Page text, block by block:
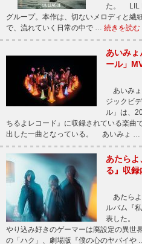
た。 LIL
グループ。本作は、切ないメロディと繊
で、流れていく日常の中で … 続きを読む
あいみ
ール」
あいみょ
ジックビ
ル」は、
ちるよレコード』に収録されている楽曲
出した一曲となっている。 あいみょ …
あたら
る』収
あたらよ
ルバム『
表した。
やり込み好きのゲーマーは廃設定の異世
の「ハク」、劇場版『僕の心のヤバイや